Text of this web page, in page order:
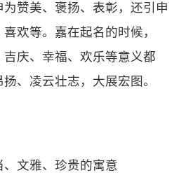
赞美、褒扬、表彰，还引申
欢等。嘉在起名的时候，
庆、幸福、欢乐等意义都
、凌云壮志，大展宏图。
文雅、珍贵的寓意